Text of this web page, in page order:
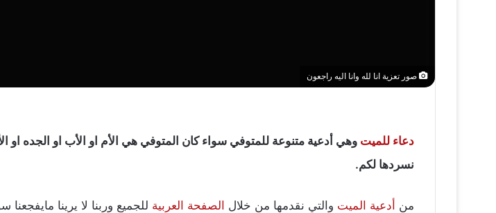
صور تعزية انا لله وانا اليه راجعون
دعاء للميت وهي أدعية متنوعة للمتوفي سواء كان المتوفي هي الأم او الأب او الجده او
نسردها لكم.
من أدعية الميت والتي نقدمها من خلال الصفحة العربية للجميع وربنا لا يرينا